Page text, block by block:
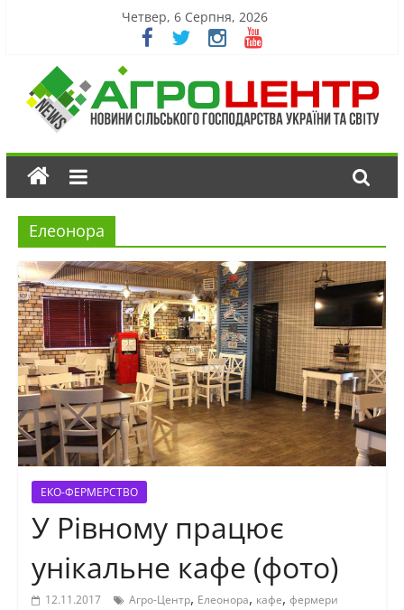
Четвер, 6 Серпня, 2026
Елеонора
ЕКО-ФЕРМЕРСТВО
У Рівному працює
унікальне кафе (фото)
12.11.2017 Агро-Центр, Елеонора, кафе, фермери